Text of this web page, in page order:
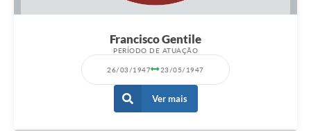
Francisco Gentile
PERÍODO DE ATUAÇÃO
26/03/1947 23/05/1947
Ver mais